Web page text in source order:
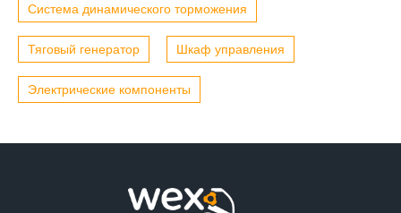
Система динамического торможения
Тяговый генератор Шкаф управления
Электрические компоненты